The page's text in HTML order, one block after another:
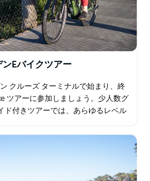
Eバイクツアー
クルーズ ターミナルで始まり、終
ツアーに参加しましょう。少人数グ
ド付きツアーでは、あらゆるレベル
…